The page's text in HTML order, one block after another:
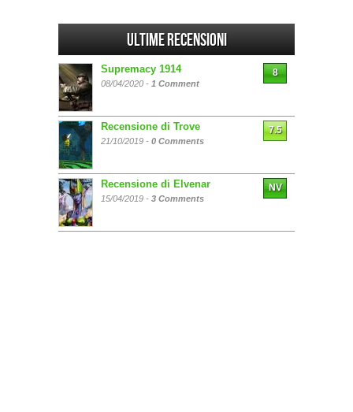
Ultime Recensioni
Supremacy 1914
08/04/2020 - 1 Comment
8
Recensione di Trove
21/10/2019 - 0 Comments
7.5
Recensione di Elvenar
15/04/2019 - 3 Comments
NV